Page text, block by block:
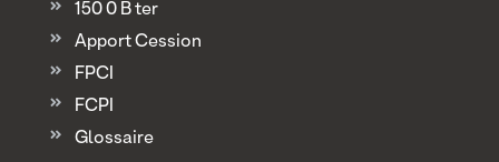
150 0 B ter
Apport Cession
FPCI
FCPI
Glossaire